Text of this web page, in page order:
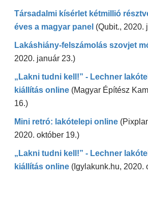
Társadalmi kísérlet kétmillió
éves a magyar panel (Qubit., 2020.
Lakáshiány-felszámolás szovjet
2020. január 23.)
„Lakni tudni kell!” - Lechner
kiállítás online (Magyar Építész
16.)
Mini retró: lakótelepi online
2020. október 19.)
„Lakni tudni kell!” - Lechner
kiállítás online (Igylakunk.hu, 2020.